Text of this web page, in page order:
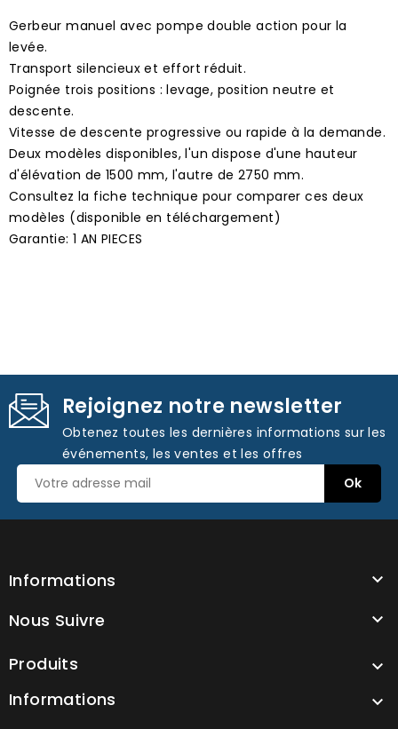
Gerbeur manuel avec pompe double action pour la
levée.
Transport silencieux et effort réduit.
Poignée trois positions : levage, position neutre et
descente.
Vitesse de descente progressive ou rapide à la demande.
Deux modèles disponibles, l'un dispose d'une hauteur
d'élévation de 1500 mm, l'autre de 2750 mm.
Consultez la fiche technique pour comparer ces deux
modèles (disponible en téléchargement)
Garantie: 1 AN PIECES
Rejoignez notre newsletter
Obtenez toutes les dernières informations sur les
événements, les ventes et les offres
Informations 
Nous Suivre 
Produits 
Informations 